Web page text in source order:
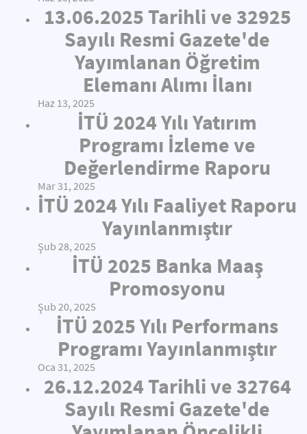
13.06.2025 Tarihli ve 32925
Sayılı Resmi Gazete'de
Yayımlanan Öğretim
Elemanı Alımı İlanı
Haz 13, 2025
İTÜ 2024 Yılı Yatırım
Programı İzleme ve
Değerlendirme Raporu
Mar 31, 2025
İTÜ 2024 Yılı Faaliyet Raporu
Yayınlanmıştır
Şub 28, 2025
İTÜ 2025 Banka Maaş
Promosyonu
Şub 20, 2025
İTÜ 2025 Yılı Performans
Programı Yayınlanmıştır
Oca 31, 2025
26.12.2024 Tarihli ve 32764
Sayılı Resmi Gazete'de